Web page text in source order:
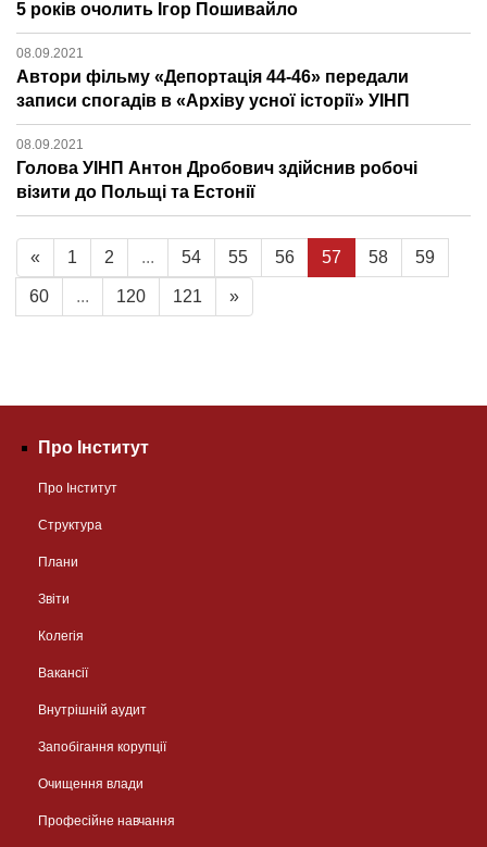
5 років очолить Ігор Пошивайло
08.09.2021
Автори фільму «Депортація 44-46» передали
записи спогадів в «Архіву усної історії» УІНП
08.09.2021
Голова УІНП Антон Дробович здійснив робочі
візити до Польщі та Естонії
« 1 2 ... 54 55 56 57 58 59
60 ... 120 121 »
Про Інститут
Про Інститут
Структура
Плани
Звіти
Колегія
Вакансії
Внутрішній аудит
Запобігання корупції
Очищення влади
Професійне навчання